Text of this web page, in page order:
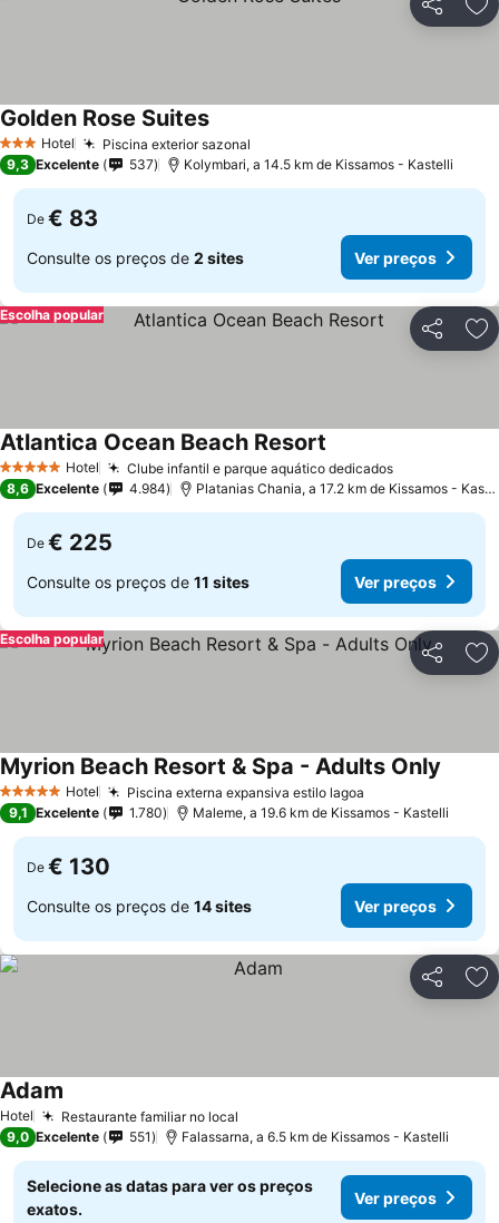
Partilhar
3 EstrelasHotel Piscina exterior sazonal
Golden Rose Suites
9,3 Excelente 537 Kolymbari, a 14.5 km de Kissamos - Kastelli
De € 83
Consulte os preços de 2 sites Ver preços
Partilhar
Escolha popular
5 Estrelas Hotel Clube infantil e parque aquático dedicados
Atlantica Ocean Beach Resort
8,6 Excelente 4.984 Platanias Chania, a 17.2 km de Kissamos - Kastelli
De € 225
Consulte os preços de 11 sites Ver preços
Partilhar
Escolha popular
5 Estrelas Hotel Piscina externa expansiva estilo lagoa
Myrion Beach Resort & Spa - Adults Only
9,1 Excelente 1.780 Maleme, a 19.6 km de Kissamos - Kastelli
De € 130
Consulte os preços de 14 sites Ver preços
Partilhar
Hotel Restaurante familiar no local
Adam
9,0 Excelente 551 Falassarna, a 6.5 km de Kissamos - Kastelli
Selecione as datas para ver os preços
exatos.
Ver preços